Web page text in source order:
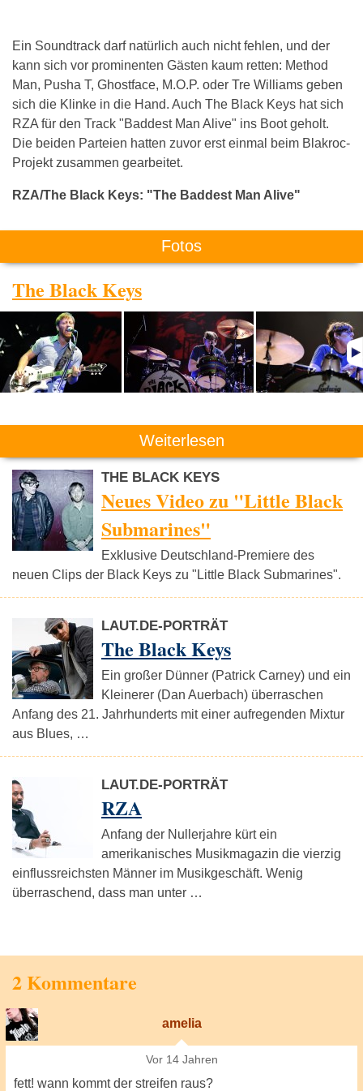
Ein Soundtrack darf natürlich auch nicht fehlen, und der
kann sich vor prominenten Gästen kaum retten: Method
Man, Pusha T, Ghostface, M.O.P. oder Tre Williams geben
sich die Klinke in die Hand. Auch The Black Keys hat sich
RZA für den Track "Baddest Man Alive" ins Boot geholt.
Die beiden Parteien hatten zuvor erst einmal beim Blakroc-
Projekt zusammen gearbeitet.
RZA/The Black Keys: "The Baddest Man Alive"
Fotos
The Black Keys
Weiterlesen
THE BLACK KEYS
Neues Video zu "Little Black
Submarines"
Exklusive Deutschland-Premiere des
neuen Clips der Black Keys zu "Little Black Submarines".
LAUT.DE-PORTRÄT
The Black Keys
Ein großer Dünner (Patrick Carney) und ein
Kleinerer (Dan Auerbach) überraschen
Anfang des 21. Jahrhunderts mit einer aufregenden Mixtur
aus Blues, …
LAUT.DE-PORTRÄT
RZA
Anfang der Nullerjahre kürt ein
amerikanisches Musikmagazin die vierzig
einflussreichsten Männer im Musikgeschäft. Wenig
überraschend, dass man unter …
2 Kommentare
amelia
Vor 14 Jahren
fett! wann kommt der streifen raus?